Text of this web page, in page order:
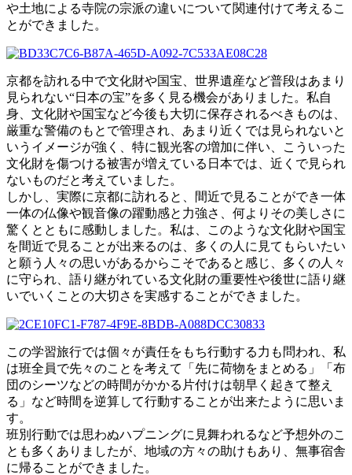
や土地による寺院の宗派の違いについて関連付けて考えるこ
とができました。
京都を訪れる中で文化財や国宝、世界遺産など普段はあまり
見られない“日本の宝”を多く見る機会がありました。私自
身、文化財や国宝など今後も大切に保存されるべきものは、
厳重な警備のもとで管理され、あまり近くでは見られないと
いうイメージが強く、特に観光客の増加に伴い、こういった
文化財を傷つける被害が増えている日本では、近くで見られ
ないものだと考えていました。
しかし、実際に京都に訪れると、間近で見ることができ一体
一体の仏像や観音像の躍動感と力強さ、何よりその美しさに
驚くとともに感動しました。私は、このような文化財や国宝
を間近で見ることが出来るのは、多くの人に見てもらいたい
と願う人々の思いがあるからこそであると感じ、多くの人々
に守られ、語り継がれている文化財の重要性や後世に語り継
いでいくことの大切さを実感することができました。
この学習旅行では個々が責任をもち行動する力も問われ、私
は班全員で先々のことを考えて「先に荷物をまとめる」「布
団のシーツなどの時間がかかる片付けは朝早く起きて整え
る」など時間を逆算して行動することが出来たように思いま
す。
班別行動では思わぬハプニングに見舞われるなど予想外のこ
とも多くありましたが、地域の方々の助けもあり、無事宿舎
に帰ることができました。